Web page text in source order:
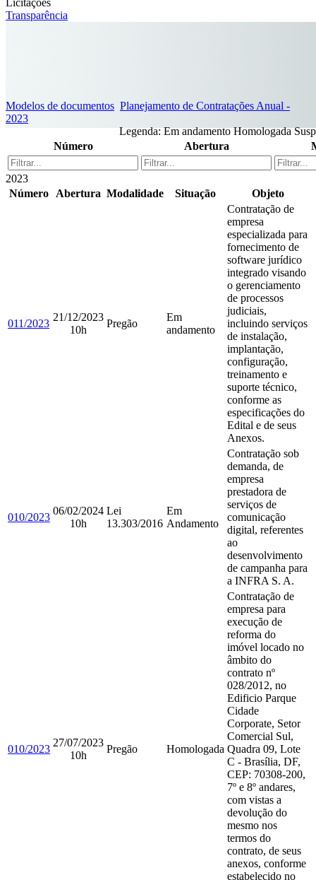
Licitações
Transparência
Modelos de documentos Planejamento de Contratações Anual -
2023
Legenda:Em andamento Homologada
Número
Abertura
2023
Número
Abertura Modalidade Situação Objeto
011/2023
21/12/2023
10h
Pregão
Em
andamento
Contratação de
empresa
especializada para
fornecimento de
software jurídico
integrado visando
o gerenciamento
de processos
judiciais,
incluindo serviços
de instalação,
implantação,
configuração,
treinamento e
suporte técnico,
conforme as
especificações do
Edital e de seus
Anexos.
010/2023
06/02/2024
10h
Lei
13.303/2016
Em
Andamento
Contratação sob
demanda, de
empresa
prestadora de
serviços de
comunicação
digital, referentes
ao
desenvolvimento
de campanha para
a INFRA S. A.
010/2023
27/07/2023
10h
Pregão Homologada
Contratação de
empresa para
execução de
reforma do
imóvel locado no
âmbito do
contrato nº
028/2012, no
Edificio Parque
Cidade
Corporate, Setor
Comercial Sul,
Quadra 09, Lote
C - Brasília, DF,
CEP: 70308-200,
7º e 8º andares,
com vistas a
devolução do
mesmo nos
termos do
contrato, de seus
anexos, conforme
estabelecido no